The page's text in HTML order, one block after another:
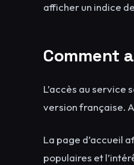
afficher un indice
Comment
L’accès au
version française.
La page d’accueil
populaires et